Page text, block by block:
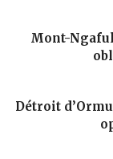
Mont-
Détroit